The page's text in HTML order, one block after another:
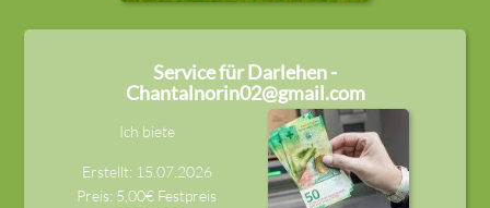
Service für Darlehen -
Chantalnorin02@gmail.com
Ich biete
Erstellt: 15.07.2026
Preis: 5,00€ Festpreis